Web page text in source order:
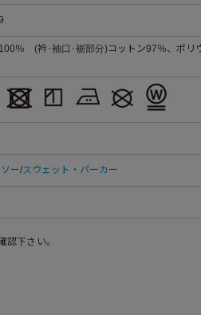
％ (衿･袖口･裾部分)コットン97％、ポリ
ー/スウェット・パーカー
認下さい。